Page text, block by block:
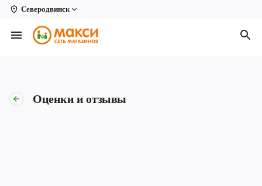
Северодвинск
Вологда
Архангельск
Киров Оценки и отзывы